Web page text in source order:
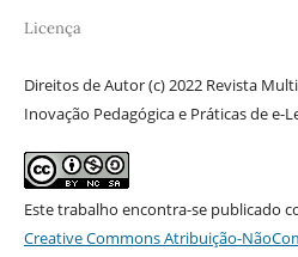
Licença
Direitos de Autor (c) 2022 Revista
Inovação Pedagógica e Práticas de e-
Este trabalho encontra-se publicado
Creative Commons Atribuição-